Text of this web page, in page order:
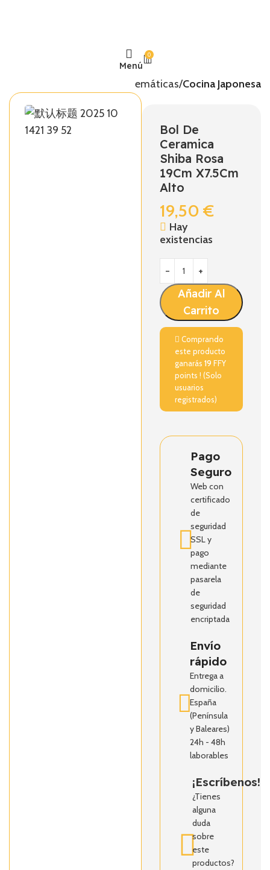
Menú
0
Temáticas Cocina Japonesa
Bol De
Ceramica
Shiba Rosa
19Cm X7.5Cm
Alto
19,50€
Hay
existencias
Añadir Al
Carrito
Comprando
este producto
ganarás19 FFY
points ! (Solo
usuarios
registrados)
Pago
Seguro
Web con
certificado
de
seguridad
SSL y
pago
mediante
pasarela
de
seguridad
encriptada
Envío
rápido
Entrega a
domicilio.
España
(Península
y Baleares)
24h - 48h
laborables
¡Escríbenos!
¿Tienes
alguna
duda
sobre
este
productos?